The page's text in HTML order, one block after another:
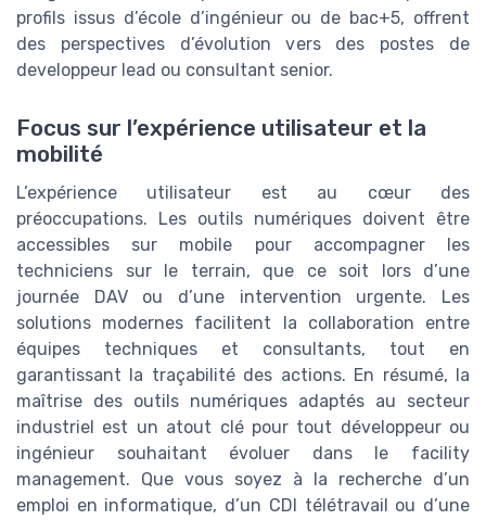
profils issus d’école d’ingénieur ou de bac+5, offrent
des perspectives d’évolution vers des postes de
developpeur lead ou consultant senior.
Focus sur l’expérience utilisateur et la
mobilité
L’expérience utilisateur est au cœur des
préoccupations. Les outils numériques doivent être
accessibles sur mobile pour accompagner les
techniciens sur le terrain, que ce soit lors d’une
journée DAV ou d’une intervention urgente. Les
solutions modernes facilitent la collaboration entre
équipes techniques et consultants, tout en
garantissant la traçabilité des actions. En résumé, la
maîtrise des outils numériques adaptés au secteur
industriel est un atout clé pour tout développeur ou
ingénieur souhaitant évoluer dans le facility
management. Que vous soyez à la recherche d’un
emploi en informatique, d’un CDI télétravail ou d’une